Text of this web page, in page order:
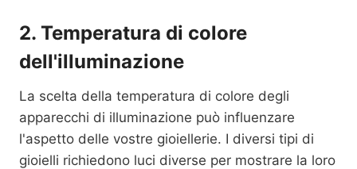
2. Temperatura di colore
dell'illuminazione
La scelta della temperatura di colore degli
apparecchi di illuminazione può influenzare
l'aspetto delle vostre gioiellerie. I diversi tipi di
gioielli richiedono luci diverse per mostrare la loro